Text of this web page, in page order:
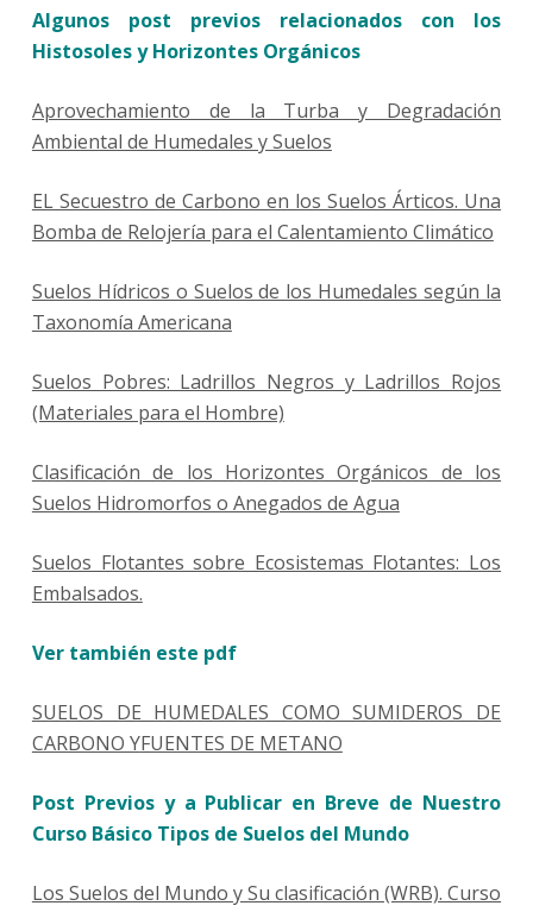
Algunos post previos relacionados con los
Histosoles y Horizontes Orgánicos
Aprovechamiento de la Turba y Degradación
Ambiental de Humedales y Suelos
EL Secuestro de Carbono en los Suelos Árticos. Una
Bomba de Relojería para el Calentamiento Climático
Suelos Hídricos o Suelos de los Humedales según la
Taxonomía Americana
Suelos Pobres: Ladrillos Negros y Ladrillos Rojos
(Materiales para el Hombre)
Clasificación de los Horizontes Orgánicos de los
Suelos Hidromorfos o Anegados de Agua
Suelos Flotantes sobre Ecosistemas Flotantes: Los
Embalsados.
Ver también este pdf
SUELOS DE HUMEDALES COMO SUMIDEROS DE
CARBONO YFUENTES DE METANO
Post Previos y a Publicar en Breve de Nuestro
Curso Básico Tipos de Suelos del Mundo
Los Suelos del Mundo y Su clasificación (WRB). Curso